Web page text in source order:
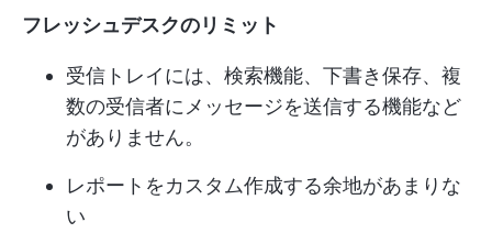
フレッシュデスクのリミット
受信トレイには、検索機能、下書き保存、複
数の受信者にメッセージを送信する機能など
がありません。
レポートをカスタム作成する余地があまりな
い